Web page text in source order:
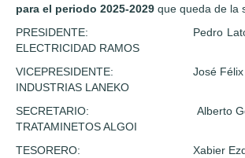
para el periodo 2025-2029 que queda de la
PRESIDENTE:
ELECTRICIDAD RAMOS
VICEPRESIDENTE: José
INDUSTRIAS LANEKO
SECRETARIO: Alberto
TRATAMINETOS ALGOI
TESORERO: